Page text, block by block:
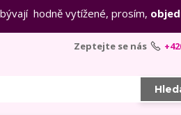
hodně vytížené, prosím,
Zeptejte se nás